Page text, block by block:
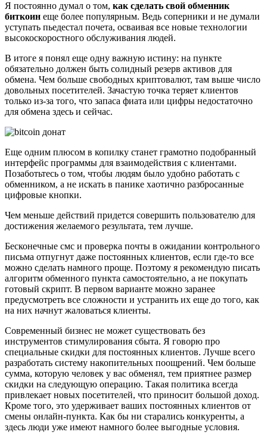
Я постоянно думал о том, как сделать свой обменник
биткоин еще более популярным. Ведь соперники и не думали
уступать пьедестал почета, осваивая все новые технологии
высокоскоростного обслуживания людей.
В итоге я понял еще одну важную истину: на пункте
обязательно должен быть солидный резерв активов для
обмена. Чем больше свободных криптовалют, там выше число
довольных посетителей. Зачастую точка теряет клиентов
только из-за того, что запаса фиата или цифры недостаточно
для обмена здесь и сейчас.
Еще одним плюсом в копилку станет грамотно подобранный
интерфейс программы для взаимодействия с клиентами.
Позаботьтесь о том, чтобы людям было удобно работать с
обменником, а не искать в панике хаотично разбросанные
цифровые кнопки.
Чем меньше действий придется совершить пользователю для
достижения желаемого результата, тем лучше.
Бесконечные смс и проверка почты в ожидании контрольного
письма отпугнут даже постоянных клиентов, если где-то все
можно сделать намного проще. Поэтому я рекомендую писать
алгоритм обменного пункта самостоятельно, а не покупать
готовый скрипт. В первом варианте можно заранее
предусмотреть все сложности и устранить их еще до того, как
на них начнут жаловаться клиенты.
Современный бизнес не может существовать без
инструментов стимулирования сбыта. Я говорю про
специальные скидки для постоянных клиентов. Лучше всего
разработать систему накопительных поощрений. Чем больше
сумма, которую человек у вас обменял, тем приятнее размер
скидки на следующую операцию. Такая политика всегда
привлекает новых посетителей, что приносит большой доход.
Кроме того, это удерживает ваших постоянных клиентов от
смены онлайн-пункта. Как бы ни старались конкуренты, а
здесь люди уже имеют намного более выгодные условия.